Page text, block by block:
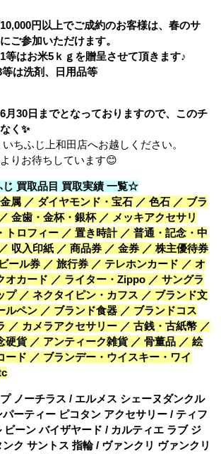
円以上でご成約のお客様は、春のサ
ご参加いただけます。
等はお米5ｋｇを贈呈させて頂きます♪
等は洗剤、日用品等
月30日までとなっておりますので、このチ
く✨
ちふじ上和田店へお越しください。
りお待ちしています😊
買取品目 買取実績 一覧☆
属 ／ ダイヤモンド・宝石 ／ 色石 ／ ブラ
金歯・金杯・銀杯 ／ メッキアクセサリ
トロフィー ／ 置き時計 ／ 普通・記念・中
収入印紙 ／ 商品券 ／ 金券 ／ 株主優待券
ール券 ／ 旅行券 ／ テレホンカード ／ オ
オカード ／ ライター・Zippo ／ サングラ
プ ／ ネクタイピン・カフス ／ ブランド文
ルペン ／ ブランド食器 ／ ブランドコス
／ カメラアクセサリー ／ 古銭・古紙幣 ／
硬貨 ／ アンティーク雑貨 ／ 骨董品 ／ 絵
ード ／ ブランデー・ウイスキー・ワイ
ノーチラス / エルメス シェーヌダンクル
ーティー ピコタン アクセサリー / ティフ
ーン バイザヤード / カルティエ ラブ ジ
ク サントス 指輪 / ヴァンクリ ヴァンクリ